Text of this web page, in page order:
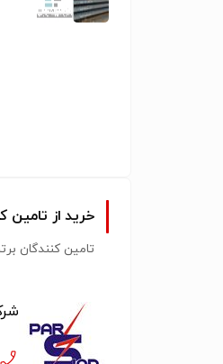
خرید از تامین
تامین کنندگان